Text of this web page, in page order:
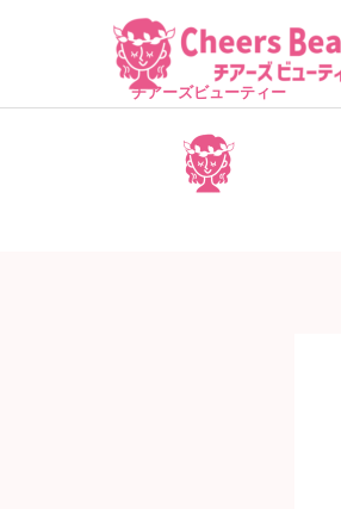
チアーズビューティー